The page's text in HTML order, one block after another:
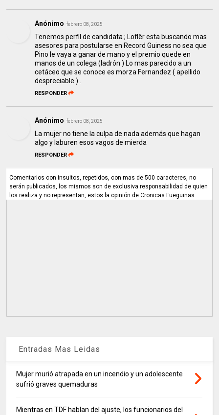
Anónimo febrero 08, 2025
Tenemos perfil de candidata ; Loflêr esta buscando mas
asesores para postularse en Record Guiness no sea que
Pino le vaya a ganar de mano y el premio quede en
manos de un colega (ladrón ) Lo mas parecido a un
cetáceo que se conoce es morza Fernandez ( apellido
despreciable ) .
RESPONDER
Anónimo febrero 08, 2025
La mujer no tiene la culpa de nada además que hagan
algo y laburen esos vagos de mierda
RESPONDER
Comentarios con insultos, repetidos, con mas de 500 caracteres, no
serán publicados, los mismos son de exclusiva responsabilidad de quien
los realiza y no representan, estos la opinión de Cronicas Fueguinas.
Entradas Mas Leidas
Mujer murió atrapada en un incendio y un adolescente
sufrió graves quemaduras
Mientras en TDF hablan del ajuste, los funcionarios del